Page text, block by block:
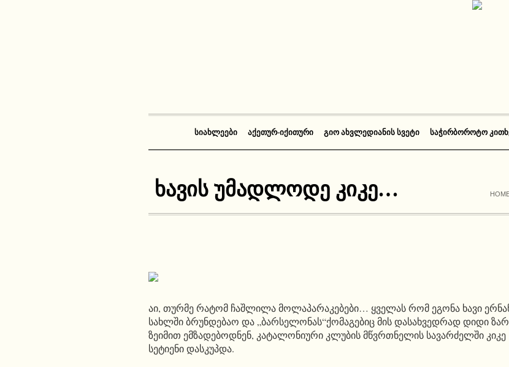
ᲡᲘᲐᲮᲚᲔᲔᲑᲘ ᲐᲥᲔᲗᲣᲠ-ᲘᲥᲘᲗᲣᲠᲘ ᲒᲘᲝ ᲐᲮᲕᲚᲔᲓᲘᲐᲜᲘᲡ ᲡᲕᲔᲢᲘ ᲡᲐᲭᲘᲠᲑᲝᲠᲝᲢᲝ
ხავის უმადლოდე კიკე…
აი, თურმე რატომ ჩაშლილა მოლაპარაკებები… ყველას რომ ეგონა ხავი
სახლში ბრუნდებაო და „ბარსელონას“ქომაგებიც მის დასახვედრად დიდი
ზეიმით ემზადებოდნენ, კატალონიური კლუბის მწვრთნელის სავარძელში კიკე
სეტიენი დასკუპდა.